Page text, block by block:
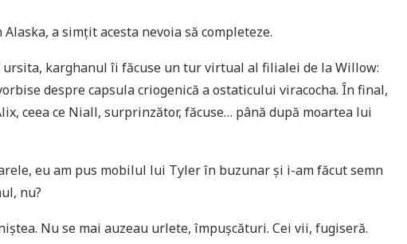
a simţit acesta nevoia să completeze.
karghanul îi făcuse un tur virtual al filialei de la Willow:
despre capsula criogenică a ostaticului viracocha. În final,
ceea ce Niall, surprinzător, făcuse… până după moartea lui
eu am pus mobilul lui Tyler în buzunar şi i-am făcut semn
nu?
Nu se mai auzeau urlete, împuşcături. Cei vii, fugiseră.